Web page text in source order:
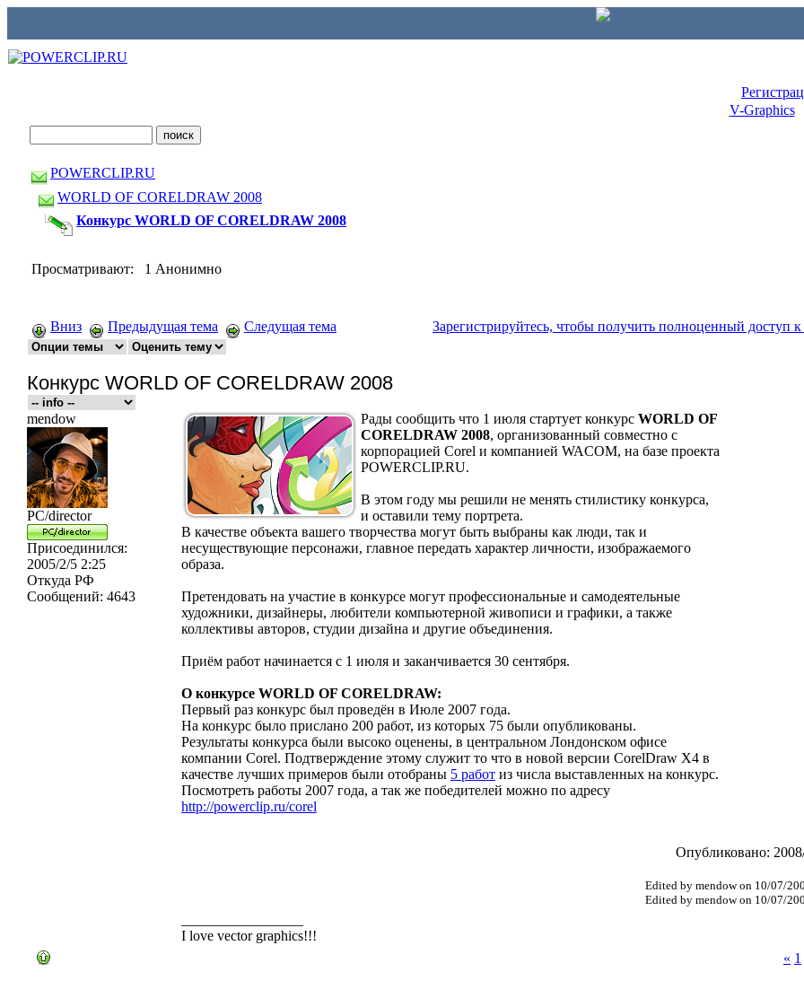
V-Graphics
POWERCLIP.RU
WORLD OF CORELDRAW 2008
Конкурс WORLD OF CORELDRAW 2008
Просматривают: 1 Анонимно
Вниз Предыдущая тема Следущая тема Зарегистрируйтесь, чтобы получить полноценный доступ
Конкурс WORLD OF CORELDRAW 2008
mendow
PC/director
Присоединился:
2005/2/5 2:25
Откуда РФ
Сообщений: 4643
Рады сообщить что 1 июля стартует конкурс WORLD OF
CORELDRAW 2008, организованный совместно с
корпорацией Corel и компанией WACOM, на базе проекта
POWERCLIP.RU.
В этом году мы решили не менять стилистику конкурса,
и оставили тему портрета.
В качестве объекта вашего творчества могут быть выбраны как люди, так и
несуществующие персонажи, главное передать характер личности, изображаемого
образа.
Претендовать на участие в конкурсе могут профессиональные и самодеятельные
художники, дизайнеры, любители компьютерной живописи и графики, а также
коллективы авторов, студии дизайна и другие объединения.
Приём работ начинается с 1 июля и заканчивается 30 сентября.
О конкурсе WORLD OF CORELDRAW:
Первый раз конкурс был проведён в Июле 2007 года.
На конкурс было прислано 200 работ, из которых 75 были опубликованы.
Результаты конкурса были высоко оценены, в центральном Лондонском офисе
компании Corel. Подтверждение этому служит то что в новой версии CorelDraw X4 в
качестве лучших примеров были отобраны 5 работ из числа выставленных на конкурс.
Посмотреть работы 2007 года, а так же победителей можно по адресу
http://powerclip.ru/corel
Опубликовано:
Edited by mendow on 10/07/
Edited by mendow on 10/07/
I love vector graphics!!!
« 1